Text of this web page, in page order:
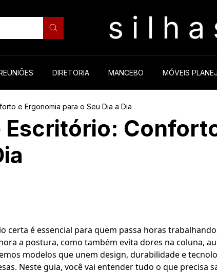
DIRETORIA MANCEBO MÓVEIS
e Ergonomia para o Seu Dia a Dia
Escritório:
certa é essencial para quem passa horas
a postura, como também evita dores na coluna,
modelos que unem design, durabilidade e
Neste guia, você vai entender tudo o que precisa